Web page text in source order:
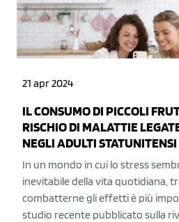
21 apr 2024
IL CONSUMO DI PICCOLI
RISCHIO DI MALATTIE
NEGLI ADULTI STATUNITENSI
In un mondo in cui lo stress
inevitabile della vita quotidiana,
combatterne gli effetti è più
studio recente pubblicato sulla